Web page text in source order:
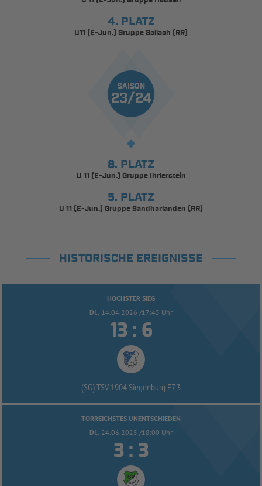
4. PLATZ
U11 (E-Jun.) Gruppe Sallach (RR)
SAISON
23/24
8. PLATZ
U 11 (E-Jun.) Gruppe Ihrlerstein
5. PLATZ
U 11 (E-Jun.) Gruppe Sandharlanden (RR)
HISTORISCHE EREIGNISSE
HÖCHSTER SIEG
DI.. 14.04.2026 /17:45 Uhr
 : 
(SG) TSV 1904 Siegenburg E7 3
TORREICHSTES UNENTSCHIEDEN
DI.. 24.06.2025 /18:00 Uhr
 : 